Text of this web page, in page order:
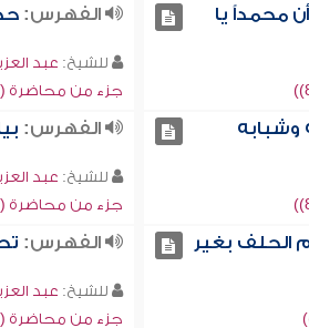
محمداً يا
الفهرس:
للشيخ: عبد
جزء من محاضرة (
وشبابه الفهرس:
للشيخ: عبد
جزء من محاضرة (
الحلف بغير
الفهرس:
للشيخ: عبد
جزء من محاضرة (